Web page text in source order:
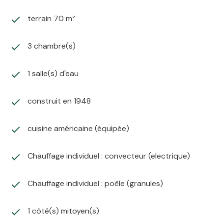
terrain 70 m²
3 chambre(s)
1 salle(s) d'eau
construit en 1948
cuisine américaine (équipée)
Chauffage individuel : convecteur (electrique)
Chauffage individuel : poêle (granules)
1 côté(s) mitoyen(s)